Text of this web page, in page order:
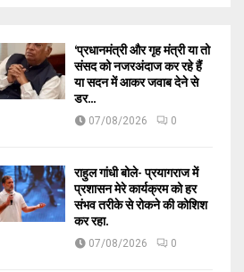
‘प्रधानमंत्री और गृह मंत्री या तो
संसद को नजरअंदाज कर रहे हैं
या सदन में आकर जवाब देने से
डर...
07/08/2026 0
राहुल गांधी बोले- प्रयागराज में
प्रशासन मेरे कार्यक्रम को हर
संभव तरीके से रोकने की कोशिश
कर रहा.
07/08/2026 0